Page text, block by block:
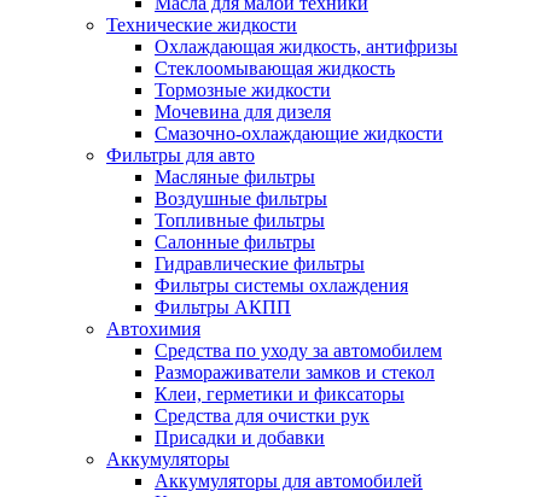
Технические жидкости
Охлаждающая жидкость, антифризы
Стеклоомывающая жидкость
Тормозные жидкости
Мочевина для дизеля
Смазочно-охлаждающие жидкости
Фильтры для авто
Масляные фильтры
Воздушные фильтры
Топливные фильтры
Салонные фильтры
Гидравлические фильтры
Фильтры системы охлаждения
Фильтры АКПП
Автохимия
Средства по уходу за автомобилем
Размораживатели замков и стекол
Клеи, герметики и фиксаторы
Средства для очистки рук
Присадки и добавки
Аккумуляторы
Аккумуляторы для автомобилей